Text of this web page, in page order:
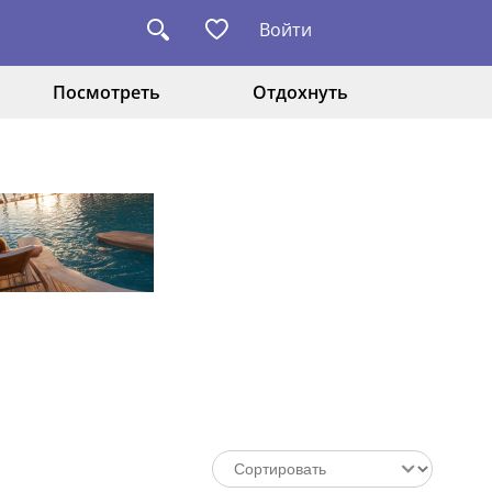
Войти
Посмотреть Отдохнуть